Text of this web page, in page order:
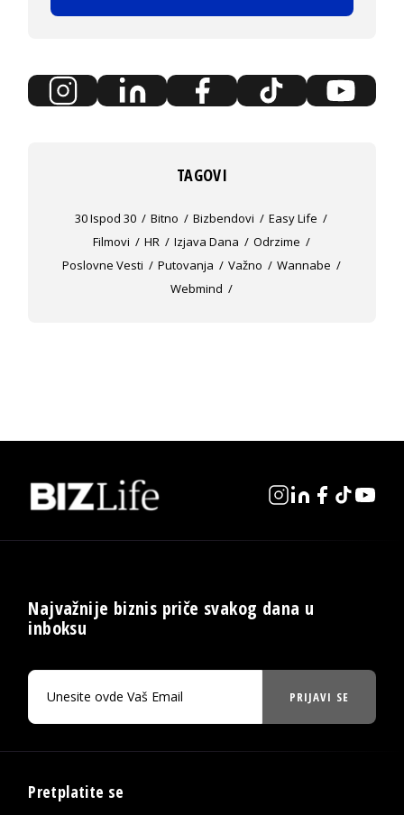
TAGOVI
30 Ispod 30 Bitno Bizbendovi
Easy Life
Filmovi
HR Izjava Dana
Odrzime
Poslovne Vesti
Putovanja Važno
Wannabe
Webmind
Najvažnije biznis priče svakog dana u
inboksu
PRIJAVI SE
Pretplatite se